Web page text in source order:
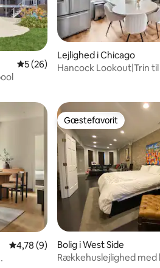
omtaler
5 ud af 5 i gennemsnitlig
5 (26)
Lejlighed i Chicago
Hancock Lookout|Trin
4,78 ud af 5 i gennemsnitlig
4,78 (9)
Gæstefavorit
Gæstefavorit
Bolig i West Side
Rækkehuslejlighed med